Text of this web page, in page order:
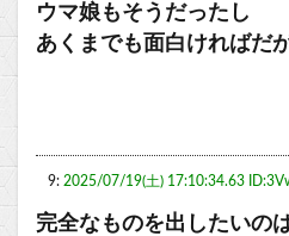
ウマ娘もそうだったし
あくまでも面白ければだ
9: 2025/07/19(土) 17:10:34.63
完全なものを出したいの